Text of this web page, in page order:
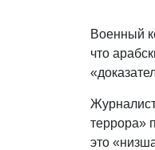
Военный
что
террора»
это